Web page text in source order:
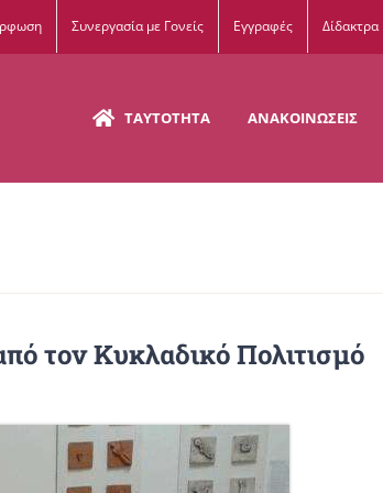
Συνεργασία με Γονείς Εγγραφές Δίδακτρα
ΤΑΥΤΟΤΗΤΑ ΑΝΑΚΟΙΝΩΣΕΙΣ
τον Κυκλαδικό Πολιτισμό